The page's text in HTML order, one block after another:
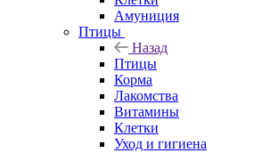
Амуниция
Птицы
Назад
Птицы
Корма
Лакомства
Витамины
Клетки
Уход и гигиена